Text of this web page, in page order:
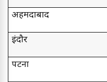
अहमदाबाद
इंदौर
पटना